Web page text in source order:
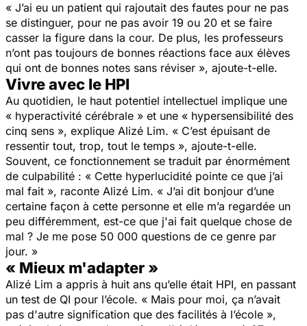
« J’ai eu un patient qui rajoutait des fautes pour ne pas
se distinguer, pour ne pas avoir 19 ou 20 et se faire
casser la figure dans la cour. De plus, les professeurs
n’ont pas toujours de bonnes réactions face aux élèves
qui ont de bonnes notes sans réviser », ajoute-t-elle.
Vivre avec le HPI
Au quotidien, le haut potentiel intellectuel implique une
« hyperactivité cérébrale » et une « hypersensibilité des
cinq sens », explique Alizé Lim. « C’est épuisant de
ressentir tout, trop, tout le temps », ajoute-t-elle.
Souvent, ce fonctionnement se traduit par énormément
de culpabilité : « Cette hyperlucidité pointe ce que j’ai
mal fait », raconte Alizé Lim. « J’ai dit bonjour d’une
certaine façon à cette personne et elle m’a regardée un
peu différemment, est-ce que j'ai fait quelque chose de
mal ? Je me pose 50 000 questions de ce genre par
jour. »
« Mieux m'adapter »
Alizé Lim a appris à huit ans qu’elle était HPI, en passant
un test de QI pour l’école. « Mais pour moi, ça n’avait
pas d'autre signification que des facilités à l’école »,